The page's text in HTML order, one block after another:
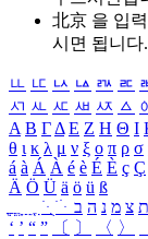
北京 을 입
시면 됩니다.
ㅥ ㅦ ㅧ ㅨ ㅩ ㅪ
ㅺ ㅻ ㅼ ㅽ ㅾ ㅿ
Α Β ΓΔ Ε Ζ Η Θ Ι
θ ι κ λ μ ν ξ ο π ρ σ
á à Á À é è É È ç Ç
Ä Ö Ü ä ö ü ß
ִֶֹ ֻּ ׁׂ ת צ מ נ ה ב
‘ ’ “ ” 〔 〕 〈 〉